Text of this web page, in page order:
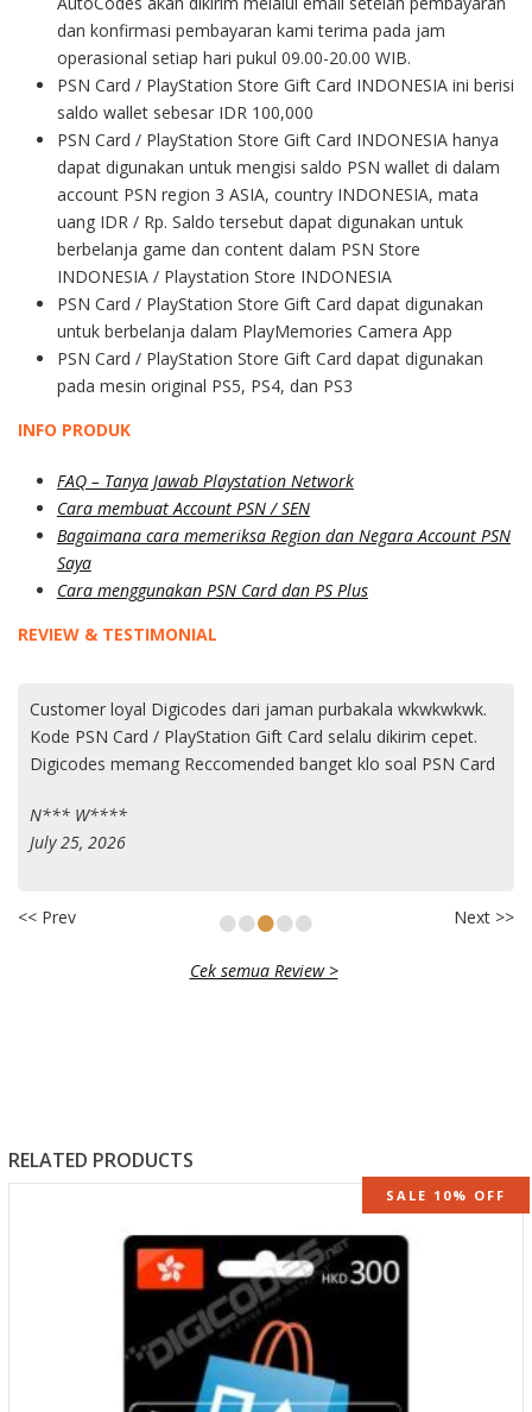
dan konfirmasi pembayaran kami terima pada jam
operasional setiap hari pukul 09.00-20.00 WIB.
PSN Card / PlayStation Store Gift Card INDONESIA ini berisi
saldo wallet sebesar IDR 100,000
PSN Card / PlayStation Store Gift Card INDONESIA hanya
dapat digunakan untuk mengisi saldo PSN wallet di dalam
account PSN region 3 ASIA, country INDONESIA, mata
uang IDR / Rp. Saldo tersebut dapat digunakan untuk
berbelanja game dan content dalam PSN Store
INDONESIA / Playstation Store INDONESIA
PSN Card / PlayStation Store Gift Card dapat digunakan
untuk berbelanja dalam PlayMemories Camera App
PSN Card / PlayStation Store Gift Card dapat digunakan
pada mesin original PS5, PS4, dan PS3
INFO PRODUK
FAQ – Tanya Jawab Playstation Network
Cara membuat Account PSN / SEN
Bagaimana cara memeriksa Region dan Negara Account PSN
Saya
Cara menggunakan PSN Card dan PS Plus
REVIEW & TESTIMONIAL
Customer loyal Digicodes dari jaman purbakala wkwkwkwk.
Kode PSN Card / PlayStation Gift Card selalu dikirim cepet.
Digicodes memang Reccomended banget klo soal PSN Card
N*** W****
July 25, 2026
<< Prev ••••• Next >>
Cek semua Review >
RELATED PRODUCTS
SALE 10% OFF